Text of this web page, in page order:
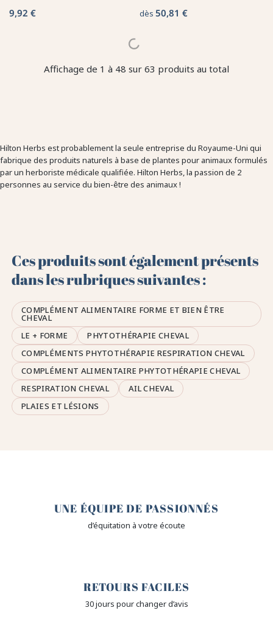
9,92 € dès 50,81 €
Affichage de 1 à 48 sur 63 produits au total
Hilton Herbs est probablement la seule entreprise du Royaume-Uni qui
fabrique des produits naturels à base de plantes pour animaux formulés
par un herboriste médicale qualifiée. Hilton Herbs, la passion de 2
personnes au service du bien-être des animaux !
Ces produits sont également présents
dans les rubriques suivantes :
COMPLÉMENT ALIMENTAIRE FORME ET BIEN ÊTRE
CHEVAL
LE + FORME
PHYTOTHÉRAPIE CHEVAL
COMPLÉMENTS PHYTOTHÉRAPIE RESPIRATION CHEVAL
COMPLÉMENT ALIMENTAIRE PHYTOTHÉRAPIE CHEVAL
RESPIRATION CHEVAL
AIL CHEVAL
PLAIES ET LÉSIONS
UNE ÉQUIPE DE PASSIONNÉS
d’équitation à votre écoute
RETOURS FACILES
30 jours pour changer d’avis